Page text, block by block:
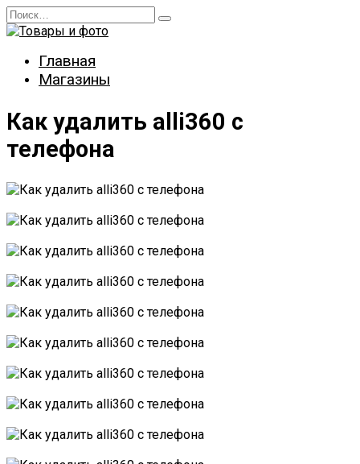
Перейти
к
Search
for:
Главная
Магазины
Как удалить alli360 с
телефона